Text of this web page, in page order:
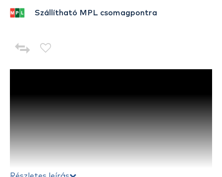
Szállítható MPL csomagpontra